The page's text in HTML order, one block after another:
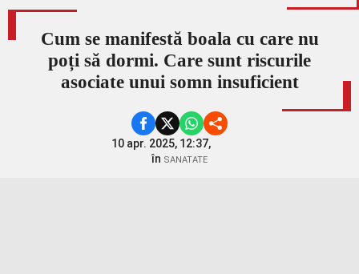
Cum se manifestă boala cu care nu
poți să dormi. Care sunt riscurile
asociate unui somn insuficient
10 apr. 2025, 12:37,
în SANATATE